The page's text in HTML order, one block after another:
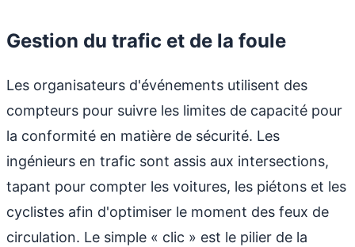
Gestion du trafic et de la foule
Les organisateurs d'événements utilisent des
compteurs pour suivre les limites de capacité pour
la conformité en matière de sécurité. Les
ingénieurs en trafic sont assis aux intersections,
tapant pour compter les voitures, les piétons et les
cyclistes afin d'optimiser le moment des feux de
circulation. Le simple « clic » est le pilier de la